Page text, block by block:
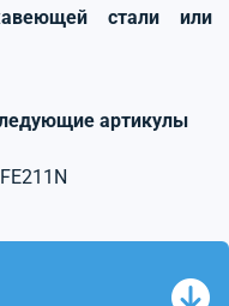
стали или
артикулы
FE211N